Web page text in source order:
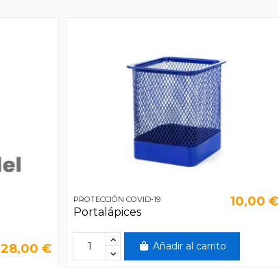
28,00 €
PROTECCIÓN COVID-19
Portalápices
10,00 €
Añadir al carrito